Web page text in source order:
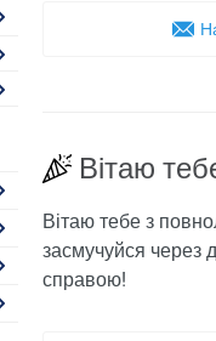
Вітаю
Вітаю тебе з
засмучуйся через
справою!